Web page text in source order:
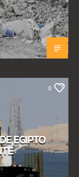
0
EGIPTO